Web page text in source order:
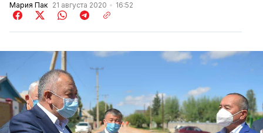
Мария Пак 21 августа 2020 16:52